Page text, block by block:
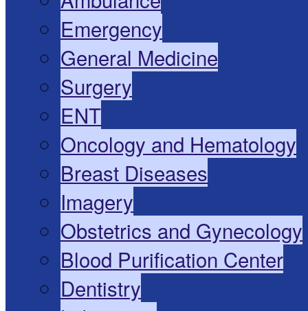
Emergency
General Medicine
Surgery
ENT
Oncology and Hematology
Breast Diseases
Imagery
Obstetrics and Gynecology
Blood Purification Center
Dentistry